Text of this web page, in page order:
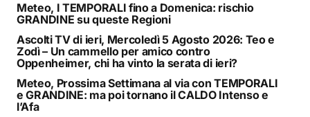
Meteo, I TEMPORALI fino a Domenica: rischio
GRANDINE su queste Regioni
Ascolti TV di ieri, Mercoledì 5 Agosto 2026: Teo e
Zodì – Un cammello per amico contro
Oppenheimer, chi ha vinto la serata di ieri?
Meteo, Prossima Settimana al via con TEMPORALI
e GRANDINE: ma poi tornano il CALDO Intenso e
l’Afa